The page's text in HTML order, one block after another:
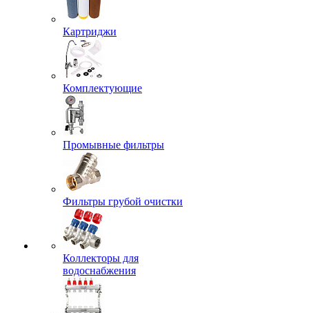
Картриджи
Комплектующие
Промывные фильтры
Фильтры грубой очистки
Коллекторы для
водоснабжения